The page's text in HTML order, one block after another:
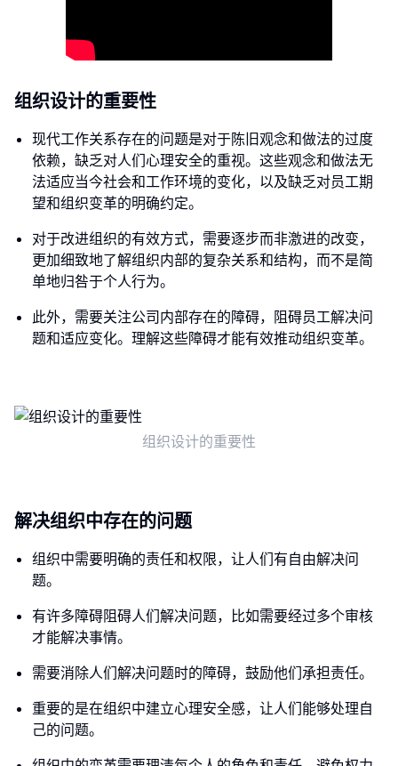
组织设计的重要性
现代工作关系存在的问题是对于陈旧观念和做法的过度
依赖，缺乏对人们心理安全的重视。这些观念和做法无
法适应当今社会和工作环境的变化，以及缺乏对员工期
望和组织变革的明确约定。
对于改进组织的有效方式，需要逐步而非激进的改变，
更加细致地了解组织内部的复杂关系和结构，而不是简
单地归咎于个人行为。
此外，需要关注公司内部存在的障碍，阻碍员工解决问
题和适应变化。理解这些障碍才能有效推动组织变革。
组织设计的重要性
解决组织中存在的问题
组织中需要明确的责任和权限，让人们有自由解决问
题。
有许多障碍阻碍人们解决问题，比如需要经过多个审核
才能解决事情。
需要消除人们解决问题时的障碍，鼓励他们承担责任。
重要的是在组织中建立心理安全感，让人们能够处理自
己的问题。